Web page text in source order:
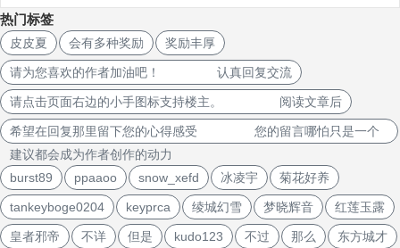
热门标签
皮皮夏 会有多种奖励 奖励丰厚
请为您喜欢的作者加油吧！ 认真回复交流
请点击页面右边的小手图标支持楼主。 阅读文章后
希望在回复那里留下您的心得感受 您的留言哪怕只是一个
建议都会成为作者创作的动力
burst89
ppaaoo snow_xefd 冰凌宇 菊花好养
tankeyboge0204 keyprca 绫城幻雪 梦晓辉音 红莲玉露
皇者邪帝 不详 但是 kudo123 不过 那么 东方城才